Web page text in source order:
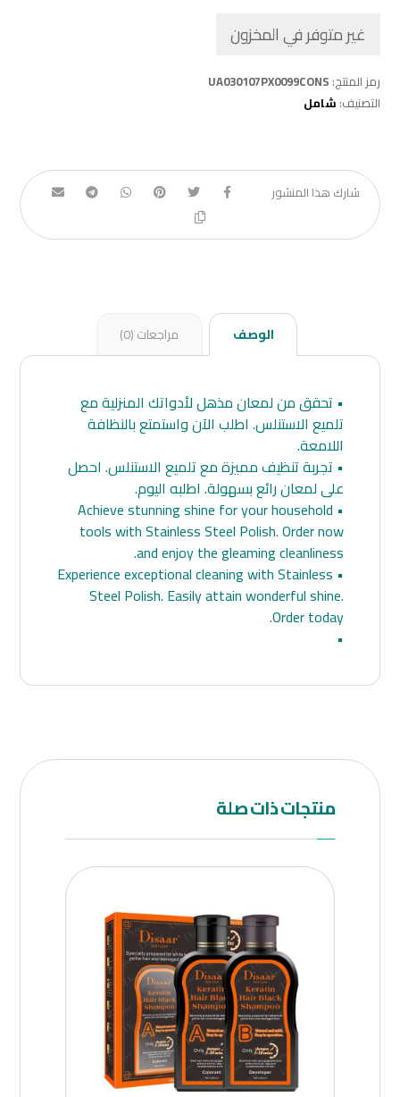
غير متوفر في المخزون
رمز المنتج: UA030107PX0099CONS
التصنيف: شامل
الوصف مراجعات (0)
• تحقق من لمعان مذهل لأدواتك المنزلية مع
تلميع الاستنلس. اطلب الآن واستمتع بالنظافة
اللامعة.
• تجربة تنظيف مميزة مع تلميع الاستنلس. احصل
على لمعان رائع بسهولة. اطلبه اليوم.
• Achieve stunning shine for your household
tools with Stainless Steel Polish. Order now
and enjoy the gleaming cleanliness.
• Experience exceptional cleaning with Stainless
Steel Polish. Easily attain wonderful shine.
Order today.
•
منتجات ذات صلة